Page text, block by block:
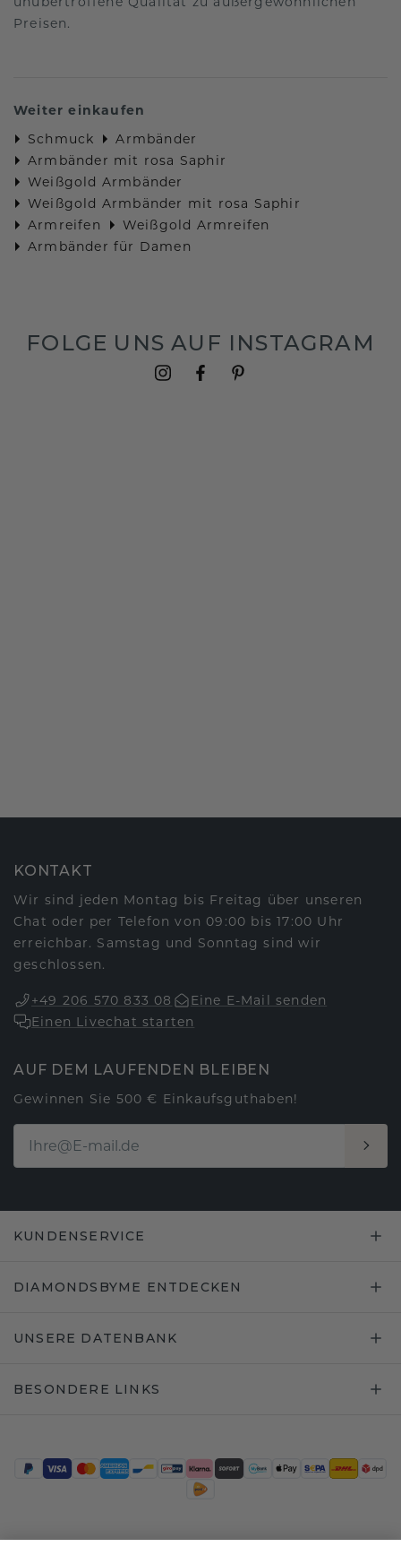
Preisen.
Weiter einkaufen
Schmuck
Armbänder
Armbänder mit rosa Saphir
Weißgold Armbänder
Weißgold Armbänder mit rosa Saphir
Armreifen
Weißgold Armreifen
Armbänder für Damen
FOLGE UNS AUF INSTAGRAM
KONTAKT
Wir sind jeden Montag bis Freitag über unseren
Chat oder per Telefon von 09:00 bis 17:00 Uhr
erreichbar. Samstag und Sonntag sind wir
geschlossen.
+49 206 570 833 08
Eine E-Mail senden
Einen Livechat starten
AUF DEM LAUFENDEN BLEIBEN
Gewinnen Sie 500 € Einkaufsguthaben!
KUNDENSERVICE
DIAMONDSBYME ENTDECKEN
UNSERE DATENBANK
BESONDERE LINKS